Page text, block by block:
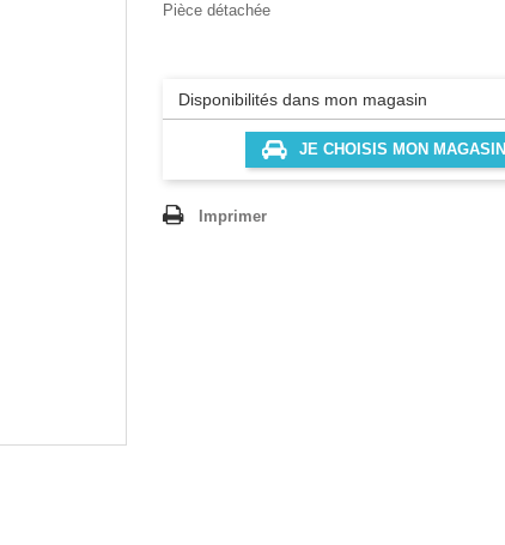
Pièce détachée
Disponibilités dans mon magasin
JE CHOISIS MON MAGASIN
Imprimer